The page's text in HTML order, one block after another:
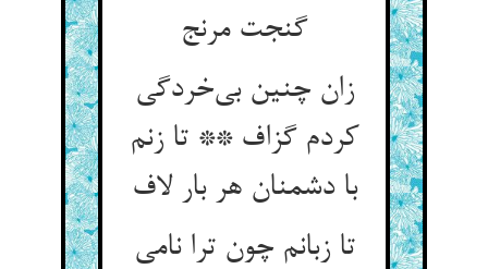
گنجت مرنج
زان چنین بی‌خردگی
کردم گزاف ** تا زنم
با دشمنان هر بار لاف
تا زبانم چون ترا نامی